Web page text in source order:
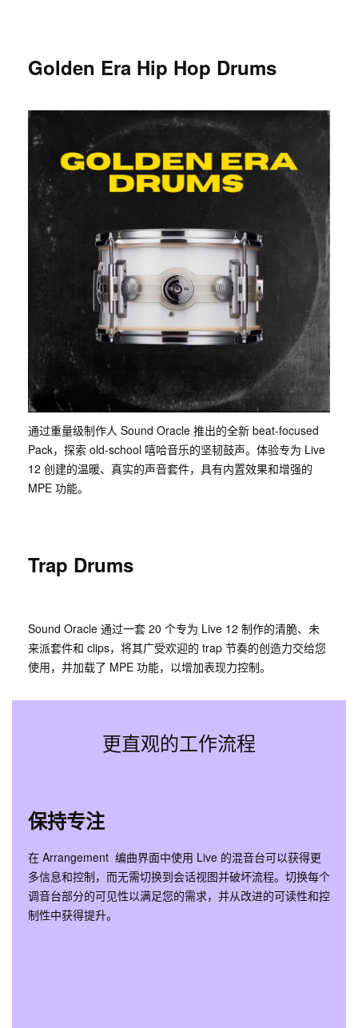
Golden Era Hip Hop Drums
通过重量级制作人 Sound Oracle 推出的全新 beat-focused
Pack，探索 old-school 嘻哈音乐的坚韧鼓声。体验专为 Live
12 创建的温暖、真实的声音套件，具有内置效果和增强的
MPE 功能。
Trap Drums
Sound Oracle 通过一套 20 个专为 Live 12 制作的清脆、未
来派套件和 clips，将其广受欢迎的 trap 节奏的创造力交给您
使用，并加载了 MPE 功能，以增加表现力控制。
更直观的工作流程
保持专注
在 Arrangement 编曲界面中使用 Live 的混音台可以获得更
多信息和控制，而无需切换到会话视图并破坏流程。切换每个
调音台部分的可见性以满足您的需求，并从改进的可读性和控
制性中获得提升。